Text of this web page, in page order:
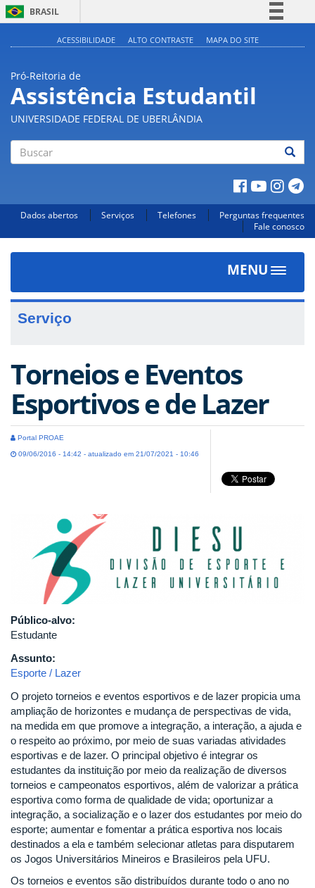
BRASIL
Acesso à informação
Legislação
Canais
ACESSIBILIDADE ALTO CONTRASTE MAPA DO SITE
Pró-Reitoria de
Assistência Estudantil
UNIVERSIDADE FEDERAL DE UBERLÂNDIA
Dados abertos Serviços Telefones
Perguntas frequentes
Fale conosco
MENU
Toggle
Serviço
Torneios e Eventos
Esportivos e de Lazer
Portal PROAE
09/06/2016 - 14:42 - atualizado em 21/07/2021 - 10:46
Público-alvo:
Estudante
Assunto:
Esporte / Lazer
O projeto torneios e eventos esportivos e de lazer propicia uma
ampliação de horizontes e mudança de perspectivas de vida,
na medida em que promove a integração, a interação, a ajuda e
o respeito ao próximo, por meio de suas variadas atividades
esportivas e de lazer. O principal objetivo é integrar os
estudantes da instituição por meio da realização de diversos
torneios e campeonatos esportivos, além de valorizar a prática
esportiva como forma de qualidade de vida; oportunizar a
integração, a socialização e o lazer dos estudantes por meio do
esporte; aumentar e fomentar a prática esportiva nos locais
destinados a ela e também selecionar atletas para disputarem
os Jogos Universitários Mineiros e Brasileiros pela UFU.
Os torneios e eventos são distribuídos durante todo o ano no